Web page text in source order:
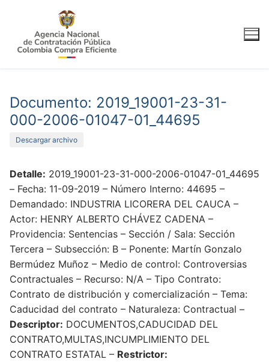
contenido
Documento: 2019_19001-23-31-
000-2006-01047-01_44695
Descargar archivo
Detalle: 2019_19001-23-31-000-2006-01047-01_44695
– Fecha: 11-09-2019 – Número Interno: 44695 –
Demandado: INDUSTRIA LICORERA DEL CAUCA –
Actor: HENRY ALBERTO CHÁVEZ CADENA –
Providencia: Sentencias – Sección / Sala: Sección
Tercera – Subsección: B – Ponente: Martín Gonzalo
Bermúdez Muñoz – Medio de control: Controversias
Contractuales – Recurso: N/A – Tipo Contrato:
Contrato de distribución y comercialización – Tema:
Caducidad del contrato – Naturaleza: Contractual –
Descriptor: DOCUMENTOS,CADUCIDAD DEL
CONTRATO,MULTAS,INCUMPLIMIENTO DEL
CONTRATO ESTATAL – Restrictor: